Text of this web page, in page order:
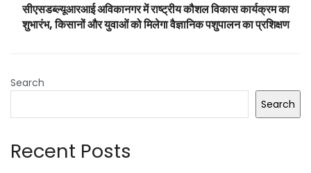
सीएसडब्ल्यूआरआई अविकानगर में राष्ट्रीय कौशल विकास कार्यक्रम का
शुभारंभ, किसानों और युवाओं को मिलेगा वैज्ञानिक पशुपालन का प्रशिक्षण
Search
Search
Recent Posts